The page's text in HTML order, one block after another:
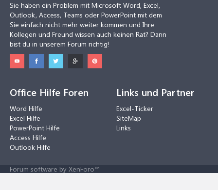
Sie haben ein Problem mit Microsoft Word, Excel,
Outlook, Access, Teams oder PowerPoint mit dem
Sie einfach nicht mehr weiter kommen und Ihre
Kollegen und Freund wissen auch keinen Rat? Dann
bist du in unserem Forum richtig!
Office Hilfe Foren
Word Hilfe
Excel Hilfe
PowerPoint Hilfe
Access Hilfe
Outlook Hilfe
Links und Partner
Excel-Ticker
SiteMap
Links
Forum software by XenForo™